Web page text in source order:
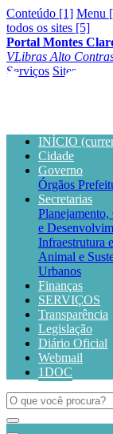
Conteúdo [1] Menu
todos os sites [5]
Portal Montes
VLibras Alto
Serviços Sites
INÍCIO
Cidade
Governo
Órgãos
Secretarias
e
Infraestrutura
Animal e
Urbanos
Finanças
SERVIÇOS
Transparência
Legislação
Diário Oficial
Webmail
1DOC